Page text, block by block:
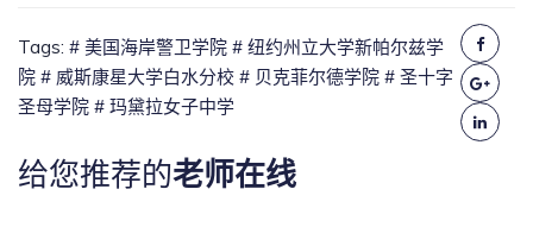
Tags: # 美国海岸警卫学院 # 纽约州立大学新帕尔兹学
院 # 威斯康星大学白水分校 # 贝克菲尔德学院 # 圣十字
圣母学院 # 玛黛拉女子中学
给您推荐的老师在线